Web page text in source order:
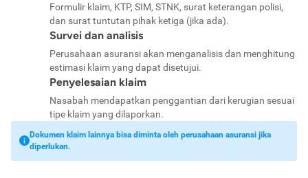
Formulir klaim, KTP, SIM, STNK, surat keterangan polisi,
dan surat tuntutan pihak ketiga (jika ada).
Survei dan analisis
Perusahaan asuransi akan menganalisis dan menghitung
estimasi klaim yang dapat disetujui.
Penyelesaian klaim
Nasabah mendapatkan penggantian dari kerugian sesuai
tipe klaim yang dilaporkan.
Dokumen klaim lainnya bisa diminta oleh perusahaan asuransi jika
diperlukan.